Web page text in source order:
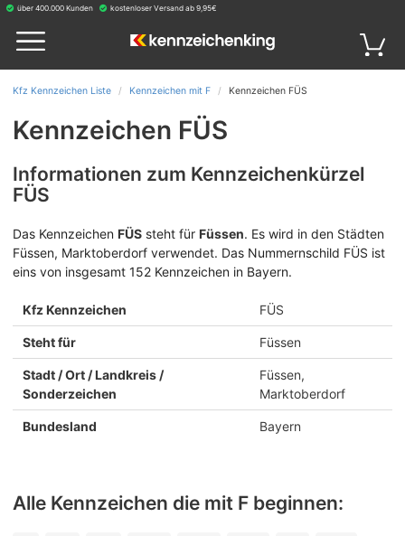
über 400.000 Kunden kostenloser Versand ab 9,95€
Kfz Kennzeichen Liste Kennzeichen mit F Kennzeichen FÜS
Kennzeichen FÜS
Informationen zum Kennzeichenkürzel
FÜS
Das Kennzeichen FÜS steht für Füssen. Es wird in den Städten
Füssen, Marktoberdorf verwendet. Das Nummernschild FÜS ist
eins von insgesamt 152 Kennzeichen in Bayern.
Kfz Kennzeichen FÜS
Steht für Füssen
Stadt / Ort / Landkreis /
Sonderzeichen
Füssen,
Marktoberdorf
Bundesland Bayern
Alle Kennzeichen die mit F beginnen: